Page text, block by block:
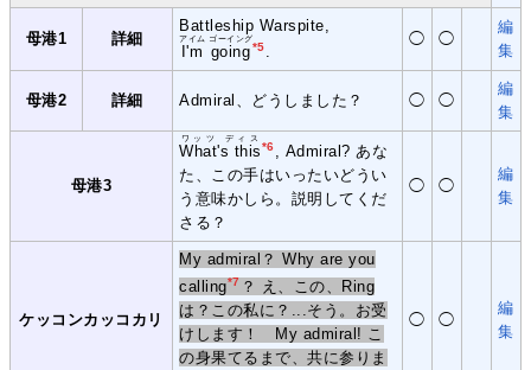
母港1 詳細
Battleship Warspite,
I'm going
アイム ゴーイング
*5.
◯ ◯
編
集
母港2 詳細 Admiral、どうしました？ ◯ ◯
編
集
母港3
What's this
ワッツ ディス
*6, Admiral? あな
た、この手はいったいどうい
う意味かしら。説明してくだ
さる？
◯ ◯
編
集
ケッコンカッコカリ
My admiral？ Why are you
calling*7 ？ え、この、Ring
は？この私に？...そう。お受
けします！ My admiral! こ
の身果てるまで、共に参りま
◯ ◯
編
集